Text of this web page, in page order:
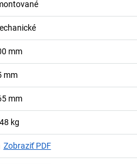
mm
mm
mm
kg
Zobraziť PDF